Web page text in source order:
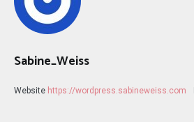
Sabine_Weiss
Website https://wordpress.sabineweiss.com